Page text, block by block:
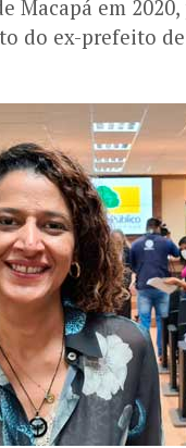
Macapá em
do ex-prefeito